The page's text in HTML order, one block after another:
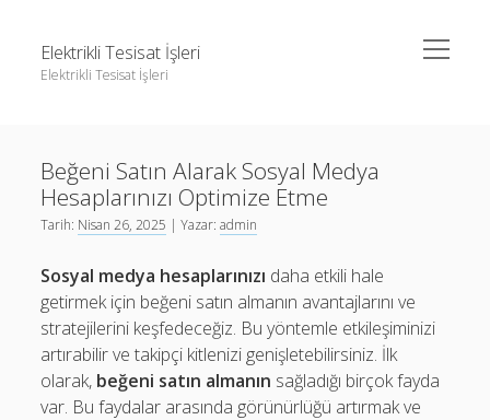
Elektrikli Tesisat İşleri
Elektrikli Tesisat İşleri
menüyü
aç
Linkedin Takipçi Çoğaltma Bedava
Liste
Tiktok Yorum Yükseltme Hilesi Bedava
Instagram Gizli Hesap Takipçileri Görme
Liste
Sayfa Listesi
Tiktok Yorum Yükseltme Hilesi Bedava
Beğeni Satın Alarak Sosyal Medya
Hesaplarınızı Optimize Etme
Tarih: Nisan 26, 2025 | Yazar:admin
Sosyal medya hesaplarınızı daha etkili hale
getirmek için beğeni satın almanın avantajlarını ve
stratejilerini keşfedeceğiz. Bu yöntemle etkileşiminizi
artırabilir ve takipçi kitlenizi genişletebilirsiniz. İlk
olarak, beğeni satın almanın sağladığı birçok fayda
var. Bu faydalar arasında görünürlüğü artırmak ve